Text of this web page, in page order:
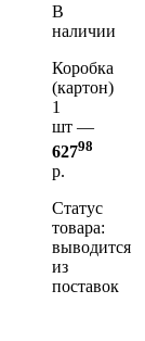
В
наличии
Коробка
(картон)
1
шт —
62798
р.
Статус
товара:
выводится
из
поставок